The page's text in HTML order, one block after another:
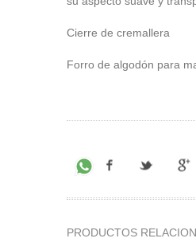
Cierre de cremallera
Forro de algodón para
PRODUCTOS